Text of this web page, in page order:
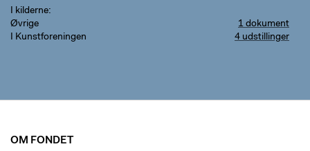
I kilderne
Øvrige
1 dokument
I Kunstforeningen
4 udstillinger
OM FONDET